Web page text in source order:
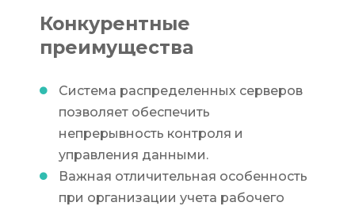
Конкурентные
преимущества
Система распределенных серверов
позволяет обеспечить
непрерывность контроля и
управления данными.
Важная отличительная особенность
при организации учета рабочего